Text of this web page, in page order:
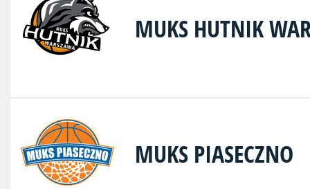
MUKS HUTNIK
MUKS PIASECZNO